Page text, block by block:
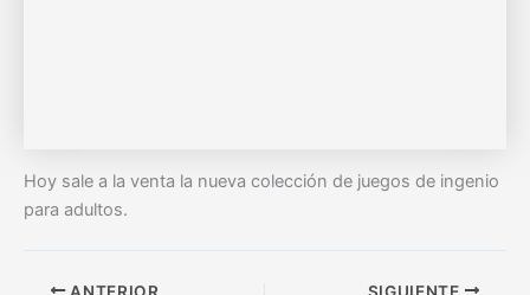
Hoy sale a la venta la nueva colección de juegos de ingenio
para adultos.